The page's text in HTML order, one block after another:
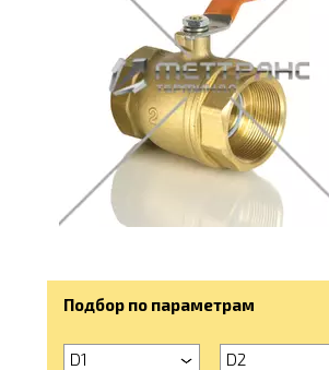
Подбор по параметрам
D1 D2